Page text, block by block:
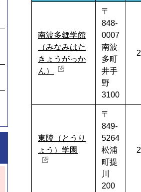
南波多郷学館
（みなみはた
きょうがっか
ん）
〒
848-
0007
南波
多町
井手
野
3100
東陵（とうり
ょう）学園
〒
849-
5264
松浦
町提
川
200